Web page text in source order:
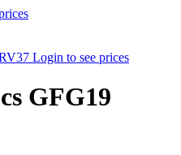
Login to see prices
GFG19